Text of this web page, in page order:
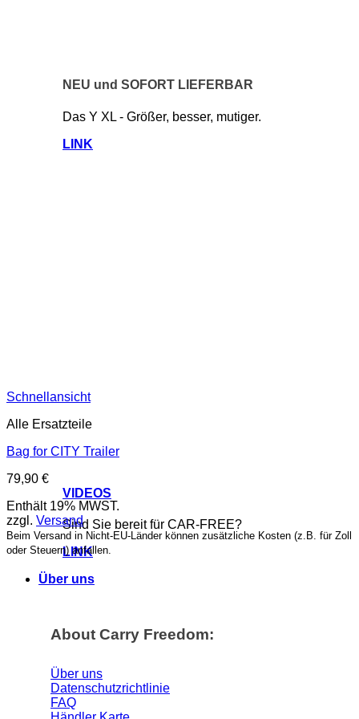
NEU und SOFORT LIEFERBAR
Das Y XL - Größer, besser, mutiger.
LINK
VIDEOS
Sind Sie bereit für CAR-FREE?
LINK
Über uns
About Carry Freedom:
Über uns
Datenschutzrichtlinie
FAQ
Schnellansicht
Alle Ersatzteile
Bag for CITY Trailer
79,90 €
Enthält 19% MWST.
zzgl. Versand
Beim Versand in Nicht-EU-Länder können zusätzliche Kosten (z.B. für Zoll
oder Steuern) anfallen.